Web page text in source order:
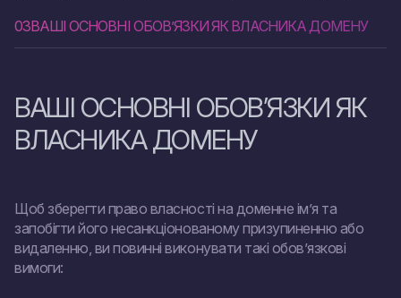
03ВАШІ ОСНОВНІ ОБОВ’ЯЗКИ ЯК ВЛАСНИКА ДОМЕНУ
ВАШІ ОСНОВНІ ОБОВ’ЯЗКИ ЯК
ВЛАСНИКА ДОМЕНУ
Щоб зберегти право власності на доменне ім’я та
запобігти його несанкціонованому призупиненню або
видаленню, ви повинні виконувати такі обов’язкові
вимоги: